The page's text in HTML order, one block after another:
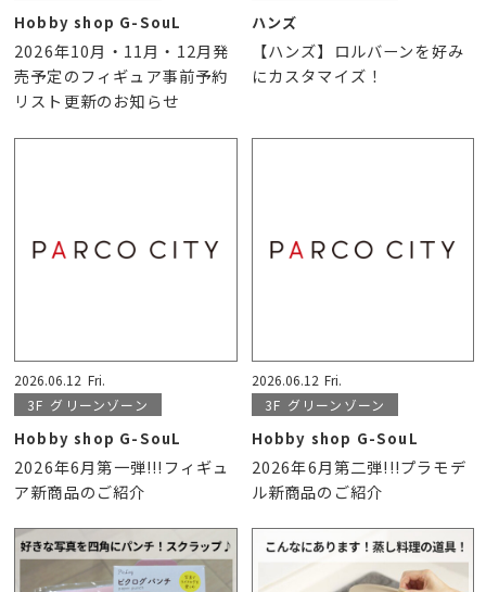
Hobby shop G-SouL
2026年10月・11月・12月発
売予定のフィギュア事前予約
リスト更新のお知らせ
ハンズ
【ハンズ】ロルバーンを好み
にカスタマイズ！
2026.06.12 Fri.
3F グリーンゾーン
Hobby shop G-SouL
2026年6月第一弾!!!フィギュ
ア新商品のご紹介
2026.06.12 Fri.
3F グリーンゾーン
Hobby shop G-SouL
2026年6月第二弾!!!プラモデ
ル新商品のご紹介